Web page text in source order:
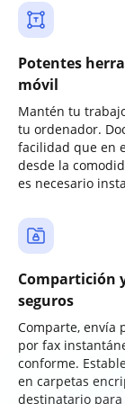
Potentes
móvil
Mantén tu
tu ordenador.
facilidad que en
desde la
es necesario
Compartición
seguros
Comparte, envía
por fax
conforme.
en carpetas
destinatario